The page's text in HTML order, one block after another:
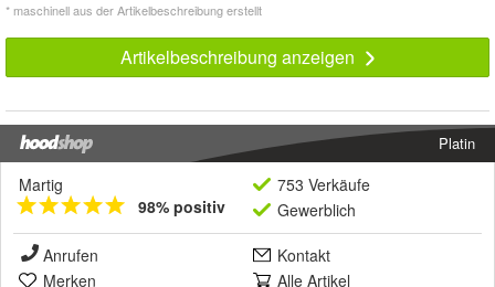
* maschinell aus der Artikelbeschreibung erstellt
Artikelbeschreibung anzeigen
Platin
Martig
98% positiv
753 Verkäufe
Gewerblich
Anrufen
Kontakt
Merken
Alle Artikel